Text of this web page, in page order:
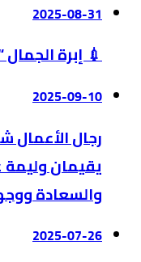
2025-08-31
💉 إبرة الجمال
2025-09-10
رجال الأعمال
يقيمان
والسعادة
2025-07-26